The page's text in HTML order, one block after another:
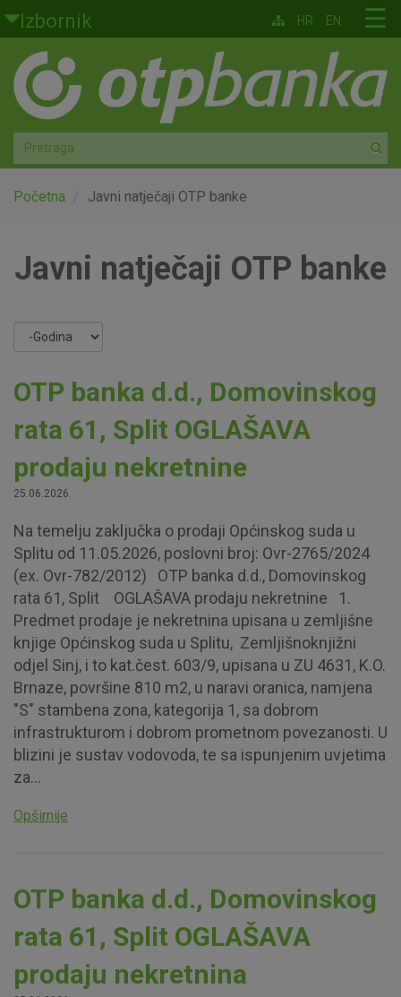
Skoči na glavni sadržaj
Izbornik
Građani
Privatno bankarstvo
Agro
Mala poduzeća i obrtnici
Globalna tržišta
Faktoring
☰
HR EN
Početna Javni natječaji OTP banke
Javni natječaji OTP banke
Year
OTP banka d.d., Domovinskog
rata 61, Split OGLAŠAVA
prodaju nekretnine
25.06.2026.
Na temelju zaključka o prodaji Općinskog suda u
Splitu od 11.05.2026, poslovni broj: Ovr-2765/2024
(ex. Ovr-782/2012) OTP banka d.d., Domovinskog
rata 61, Split OGLAŠAVA prodaju nekretnine 1.
Predmet prodaje je nekretnina upisana u zemljišne
knjige Općinskog suda u Splitu, Zemljišnoknjižni
odjel Sinj, i to kat.čest. 603/9, upisana u ZU 4631, K.O.
Brnaze, površine 810 m2, u naravi oranica, namjena
"S" stambena zona, kategorija 1, sa dobrom
infrastrukturom i dobrom prometnom povezanosti. U
blizini je sustav vodovoda, te sa ispunjenim uvjetima
za...
Opširnije
OTP banka d.d., Domovinskog
rata 61, Split OGLAŠAVA
prodaju nekretnina